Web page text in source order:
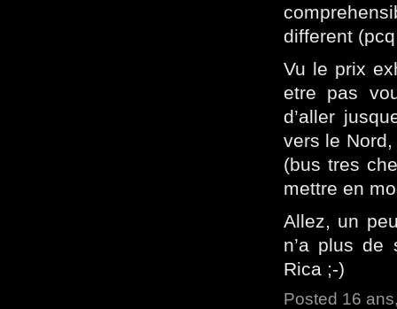
different
Vu le prix
etre pas
d’aller
vers le
(bus tres
mettre en
Allez, un
n’a plus de
Rica ;-)
Posted 16